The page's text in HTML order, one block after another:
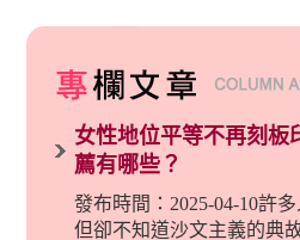
女性地位平等不再刻板
薦有哪些？
發布時間：2025-04-10許
但卻不知道沙文主義的典